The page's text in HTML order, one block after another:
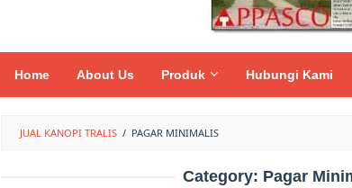
Home About Us Produk Hubungi Kami
JUAL KANOPI TRALIS / PAGAR MINIMALIS
Category: Pagar